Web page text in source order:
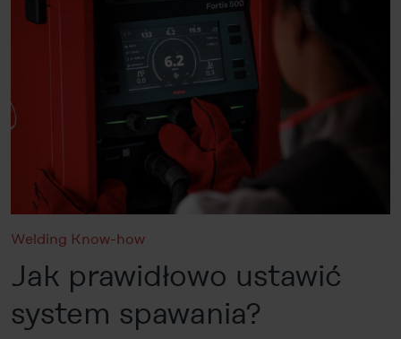
Welding Know-how
Jak prawidłowo ustawić
system spawania?